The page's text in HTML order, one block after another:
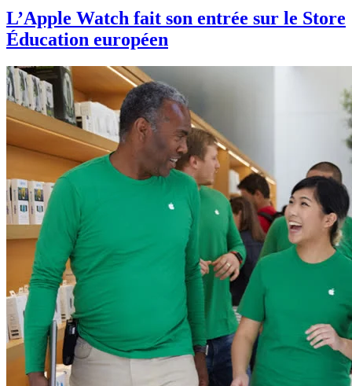
L’Apple Watch fait son entrée sur le Store
Éducation européen